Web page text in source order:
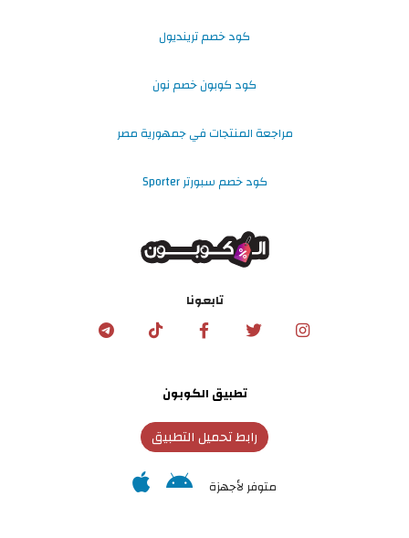
كود خصم ترينديول
كود كوبون خصم نون
مراجعة المنتجات في جمهورية مصر
كود خصم سبورتر Sporter
تابعونا
تطبيق الكوبون
رابط تحميل التطبيق
متوفر لأجهزة